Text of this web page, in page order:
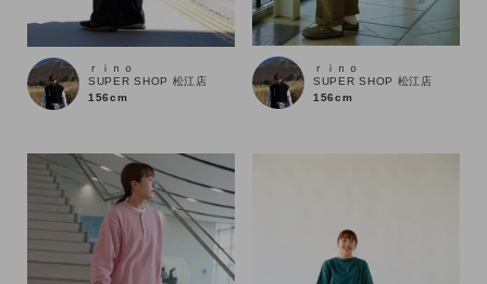
ｒｉｎｏ
SUPER SHOP 松江店
156cm
ｒｉｎｏ
SUPER SHOP 松江店
156cm